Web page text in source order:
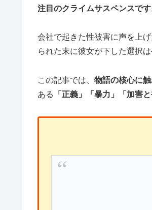
注目のクライムサスペンスです
会社で起きた性被害に声を上
られた末に彼女が下した選択
この記事では、 物語の核心に
ある
「正義」「暴力」「加害と